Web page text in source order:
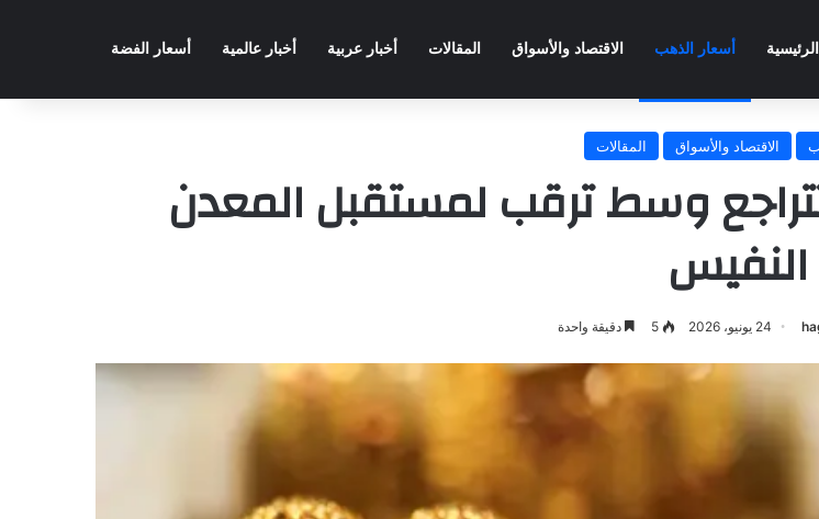
الرئيسية أسعار الذهب الاقتصاد والأسواق المقالات أخبار عربية أخبار عالمية أسعار الفضة
الاقتصاد والأسواق المقالات
وسط ترقب لمستقبل المعدن
النفيس
24 يونيو، 2026 5 دقيقة واحدة